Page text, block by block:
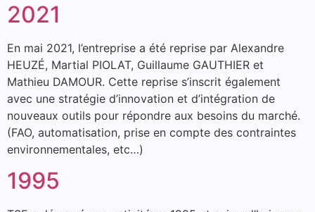
2021
En mai 2021, l’entreprise a été reprise par Alexandre
HEUZÉ, Martial PIOLAT, Guillaume GAUTHIER et
Mathieu DAMOUR. Cette reprise s’inscrit également
avec une stratégie d’innovation et d’intégration de
nouveaux outils pour répondre aux besoins du marché.
(FAO, automatisation, prise en compte des contraintes
environnementales, etc…)
1995